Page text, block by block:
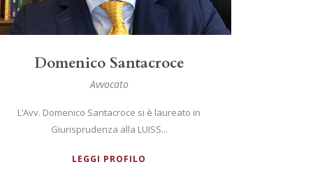
Giampietro Maria Teodori
Dottore Commercialista
Il Dott. Giampietro Maria Teodori, ha conseguito la
laurea in...
LEGGI PROFILO